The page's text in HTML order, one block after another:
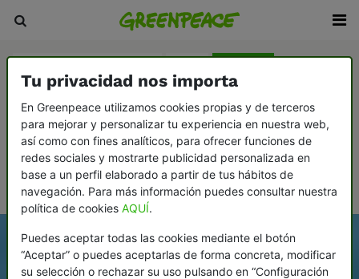
Democracia y contrapoder Desarme y paz
Ecofeminismo: la vida y el planeta, en el centro
Océanos
Tu privacidad nos importa
En Greenpeace utilizamos cookies propias y de terceros
para mejorar y personalizar tu experiencia en nuestra web,
así como con fines analíticos, para ofrecer funciones de
redes sociales y mostrarte publicidad personalizada en
base a un perfil elaborado a partir de tus hábitos de
navegación. Para más información puedes consultar nuestra
política de cookies AQUÍ.
Puedes aceptar todas las cookies mediante el botón
“Aceptar” o puedes aceptarlas de forma concreta, modificar
su selección o rechazar su uso pulsando en “Configuración